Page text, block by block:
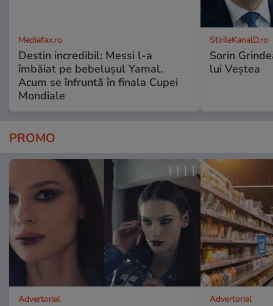
Mediafax.ro
Destin incredibil: Messi l-a
îmbăiat pe bebelușul Yamal.
Acum se înfruntă în finala Cupei
Mondiale
StirileKanalD.ro
Sorin
lui Veștea
PROMO
Advertorial Advertorial